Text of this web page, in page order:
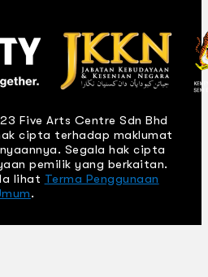
Five Arts Centre Sdn Bhd
cipta terhadap maklumat
Segala hak cipta
pemilik yang berkaitan.
lihat Terma Penggunaan
.